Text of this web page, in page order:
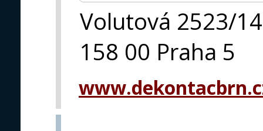
Volutová 2523/14
158 00 Praha 5